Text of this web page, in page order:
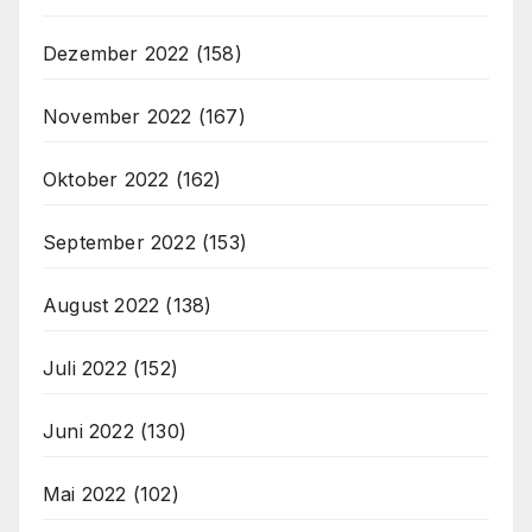
Dezember 2022 (158)
November 2022 (167)
Oktober 2022 (162)
September 2022 (153)
August 2022 (138)
Juli 2022 (152)
Juni 2022 (130)
Mai 2022 (102)